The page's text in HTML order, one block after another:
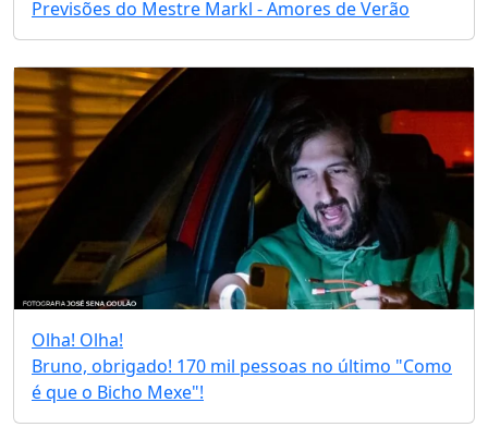
Previsões do Mestre Markl - Amores de Verão
Olha! Olha!
Bruno, obrigado! 170 mil pessoas no último "Como
é que o Bicho Mexe"!